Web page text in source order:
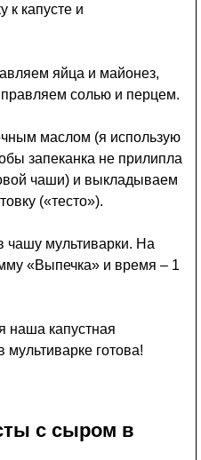
к капусте и
яйца и майонез,
солью и перцем.
маслом (я использую
запеканка не прилипла
чаши) и выкладываем
(«тесто»).
чашу мультиварки. На
«Выпечка» и время – 1
наша капустная
мультиварке готова!
с сыром в